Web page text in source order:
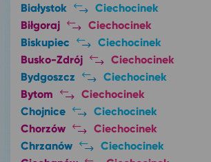
Białystok
Ciechocinek
Biłgoraj
Ciechocinek
Biskupiec
Ciechocinek
Busko-Zdrój
Ciechocinek
Bydgoszcz
Ciechocinek
Bytom
Ciechocinek
Chojnice
Ciechocinek
Chorzów
Ciechocinek
Chrzanów
Ciechocinek